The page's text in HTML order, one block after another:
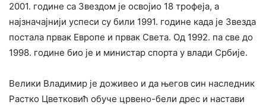
2001. године са Звездом је освојио 18 трофеја, а
најзначајнији успеси су били 1991. године када је Звезда
постала првак Европе и првак Света. Од 1992. па све до
1998. године био је и министар спорта у влади Србије.
Велики Владимир је доживео и да његов син наследник
Растко Цветковић обуче црвено-бели дрес и настави